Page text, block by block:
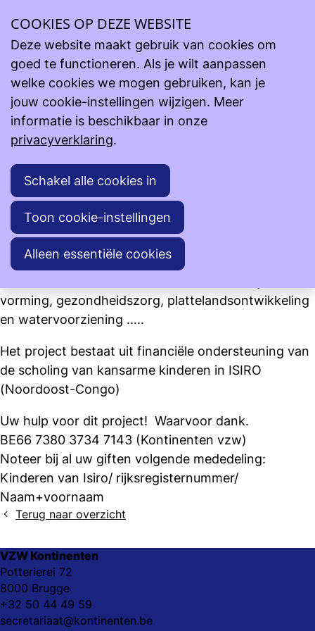
Steun onze projecten
Lopende projecten
Kinderen van Isiro - DR Congo
Kinderen van Isiro - DR Congo
het gaat hier om een humaan project dat de
plaatselijke levensomstandigheden van de bevolking
vorming, gezondheidszorg, plattelandsontwikkeling
en watervoorziening …..
Het project bestaat uit financiële ondersteuning van
de scholing van kansarme kinderen in ISIRO
(Noordoost-Congo)
Uw hulp voor dit project! Waarvoor dank.
BE66 7380 3734 7143 (Kontinenten vzw)
Noteer bij al uw giften volgende mededeling:
Kinderen van Isiro/ rijksregisternummer/
Naam+voornaam
Terug naar overzicht
VZW Kontinenten
Potterierei 72
8000 Brugge
+32 50 44 49 59
secretariaat@kontinenten.be
COOKIES OP DEZE WEBSITE
Deze website maakt gebruik van cookies om
goed te functioneren. Als je wilt aanpassen
welke cookies we mogen gebruiken, kan je
jouw cookie-instellingen wijzigen. Meer
informatie is beschikbaar in onze
privacyverklaring.
Schakel alle cookies in
Toon cookie-instellingen
Alleen essentiële cookies